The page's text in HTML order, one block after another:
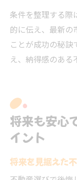
条件を整理する際
的に伝え、最新の
ことが成功の秘
え、納得感のある
将来も安心
イント
将来を見据えた